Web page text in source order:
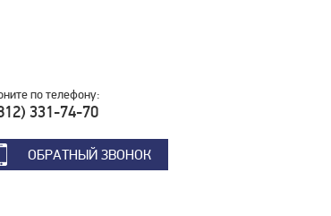
по телефону:
331-74-70
ОБРАТНЫЙ ЗВОНОК